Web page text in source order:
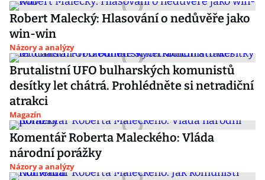
Robert Malecký: Hlasování o nedůvěře jako
win-win
Názory a analýzy
Brutalistní UFO bulharských komunistů
desítky let chátrá. Prohlédněte si netradiční
atrakci
Magazín
Komentář Roberta Maleckého: Vláda
národní porážky
Názory a analýzy